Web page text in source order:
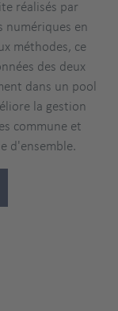
réalisés par
numériques en
méthodes, ce
des deux
dans un pool
la gestion
commune et
d'ensemble.